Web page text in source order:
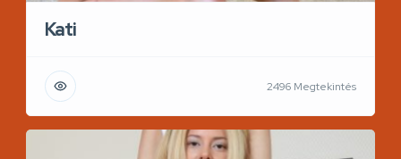
Kati
2496 Megtekintés